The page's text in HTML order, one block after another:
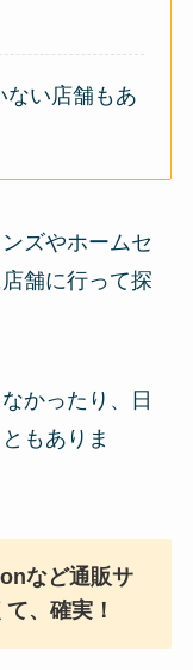
い店舗もあ
ズやホームセ
舗に行って探
かったり、日
もありま
など通販サ
、確実！